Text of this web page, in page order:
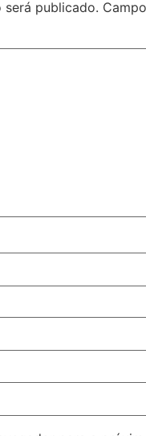
será publicado.